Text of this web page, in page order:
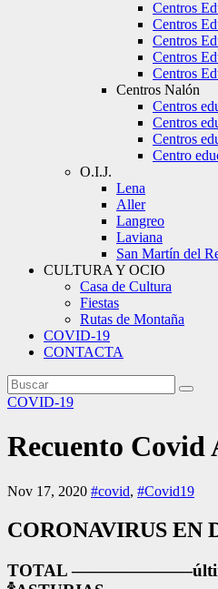
Centros
Centros
Centros
Centros
Centros
Centros Nalón
Centros
Centros
Centros
Centro
O.I.J.
Lena
Aller
Langreo
Laviana
San Martín del
CULTURA Y OCIO
Casa de Cultura
Fiestas
Rutas de Montaña
COVID-19
CONTACTA
COVID-19
Recuento Covid
Nov 17, 2020 #covid, #Covid19
CORONAVIRUS EN
TOTAL